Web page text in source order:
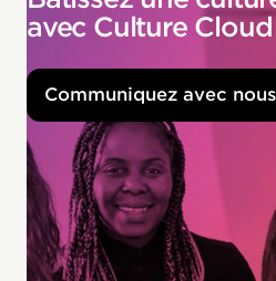
avec Culture Cloud
Communiquez avec nous